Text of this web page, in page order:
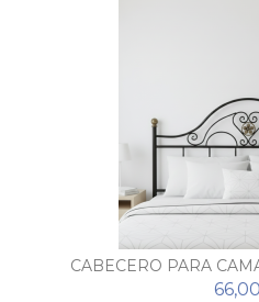
CABECERO PARA